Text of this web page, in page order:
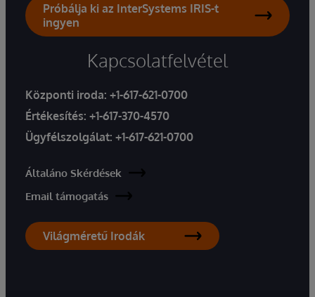
Próbálja ki az InterSystems IRIS-t
ingyen
Kapcsolatfelvétel
Központi iroda: +1-617-621-0700
Értékesítés: +1-617-370-4570
Ügyfélszolgálat: +1-617-621-0700
Általáno Skérdések
Email támogatás
Világméretű Irodák